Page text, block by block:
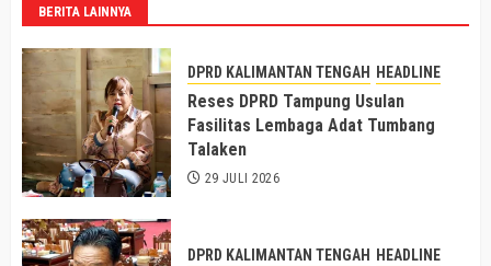
BERITA LAINNYA
DPRD KALIMANTAN TENGAH HEADLINE
Reses DPRD Tampung Usulan
Fasilitas Lembaga Adat Tumbang
Talaken
29 JULI 2026
DPRD KALIMANTAN TENGAH HEADLINE